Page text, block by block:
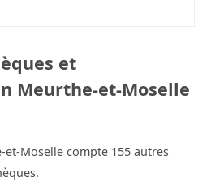
et
Meurthe-et-Moselle
Moselle compte 155 autres